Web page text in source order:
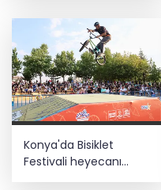
Konya'da Bisiklet
Festivali heyecanı